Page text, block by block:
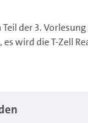
der 3.
wird die T-Zell
unter dieser Serie